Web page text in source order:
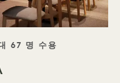
67 명 수용